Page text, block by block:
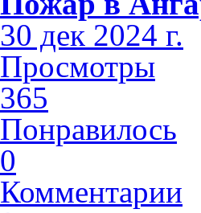
30 дек 2024 г.
Просмотры
365
Понравилось
0
Комментарии